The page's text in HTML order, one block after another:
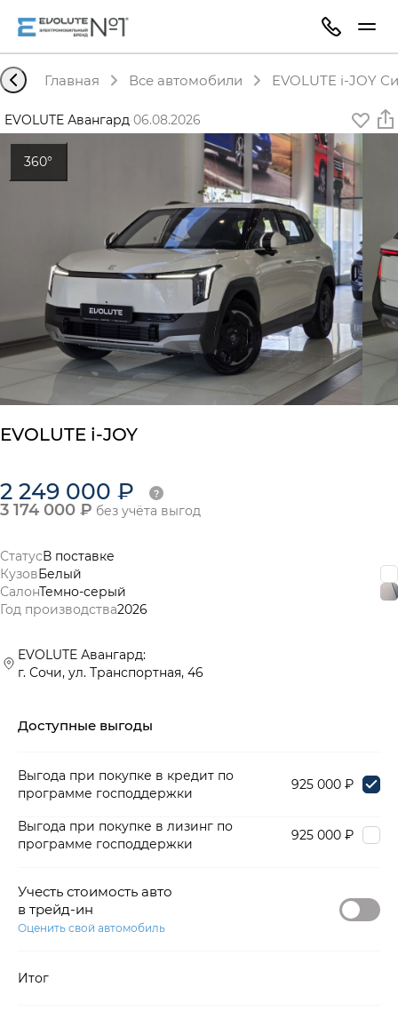
Главная Все автомобили EVOLUTE i-JOY
EVOLUTE Авангард·06.08.2026
360°
EVOLUTE i-JOY
2 249 000 ₽
3 174 000 ₽ без учёта выгод
СтатусВ поставке
КузовБелый
СалонТемно-серый
Год производства2026
EVOLUTE Авангард:
г. Сочи, ул. Транспортная, 46
Доступные выгоды
Выгода при покупке в кредит по
программе господдержки
925 000 ₽
Выгода при покупке в лизинг по
программе господдержки
925 000 ₽
Учесть стоимость авто
в трейд-ин
Оценить свой автомобиль
Итог